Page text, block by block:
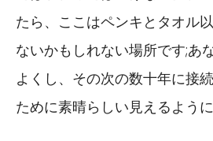
たら、ここはペンキとタオル
ないかもしれない場所です;あ
よくし、その次の数十年に接
ために素晴らしい見えるように